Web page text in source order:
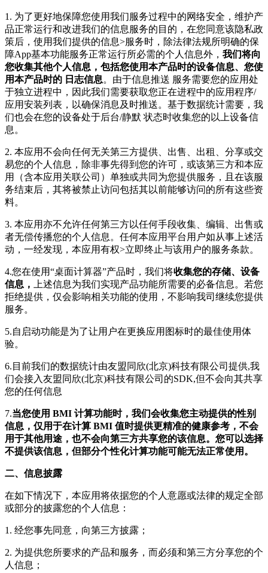
1. 为了更好地保障您使用我们服务过程中的网络安全，维护产
品正常运行和改进我们的信息服务的目的，在您同意该隐私政
策后，使用我们提供的信息>服务时，除法律法规所明确的保
障App基本功能服务正常运行所必需的个人信息外， 我们将向
您收集其他个人信息，包括您使用本产品时的设备信息、您使
用本产品时的 日志信息。由于信息推送 服务需要您的应用处
于独立进程中，因此我们需要获取您正在进程中的应用程序/
应用安装列表，以确保消息及时推送。基于数据统计需要，我
们也会在您的设备处于后台/静默 状态时收集您的以上设备信
息。
2. 本应用不会向任何无关第三方提供、出售、出租、分享或交
易您的个人信息，除非事先得到您的许可，或该第三方和本应
用（含本应用关联公司）单独或共同为您提供服务，且在该服
务结束后，其将被禁止访问包括其以前能够访问的所有这些资
料。
3. 本应用亦不允许任何第三方以任何手段收集、编辑、出售或
者无偿传播您的个人信息。任何本应用平台用户如从事上述活
动，一经发现，本应用有权>立即终止与该用户的服务条款。
4.您在使用“桌面计算器”产品时，我们将收集您的存储、设备
信息，
上述信息为我们实现产品功能所需要的必备信息。若您
拒绝提供，仅会影响相关功能的使用，不影响我司继续您提供
服务。
5.自启动功能是为了让用户在更换应用图标时的最佳使用体
验。
6.目前我们的数据统计由友盟同欣(北京)科技有限公司提供,我
们会接入友盟同欣(北京)科技有限公司的SDK,但不会向其共享
您的任何信息
7.当您使用 BMI 计算功能时，我们会收集您主动提供的性别
信息，仅用于在计算 BMI 值时提供更精准的健康参考，不会
用于其他用途，也不会向第三方共享您的该信息。您可以选择
不提供该信息，但部分个性化计算功能可能无法正常使用。
二、信息披露
在如下情况下，本应用将依据您的个人意愿或法律的规定全部
或部分的披露您的个人信息：
1. 经您事先同意，向第三方披露；
2. 为提供您所要求的产品和服务，而必须和第三方分享您的个
人信息；